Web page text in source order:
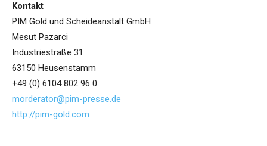
Kontakt
PIM Gold und Scheideanstalt GmbH
Mesut Pazarci
Industriestraße 31
63150 Heusenstamm
+49 (0) 6104 802 96 0
morderator@pim-presse.de
http://pim-gold.com